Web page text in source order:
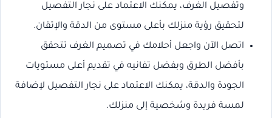
وتفصيل الغرف، يمكنك الاعتماد على نجار التفصيل
لتحقيق رؤية منزلك بأعلى مستوى من الدقة والإتقان.
اتصل الآن واجعل أحلامك في تصميم الغرف تتحقق
بأفضل الطرق وبفضل تفانيه في تقديم أعلى مستويات
الجودة والدقة، يمكنك الاعتماد على نجار التفصيل لإضافة
لمسة فريدة وشخصية إلى منزلك.